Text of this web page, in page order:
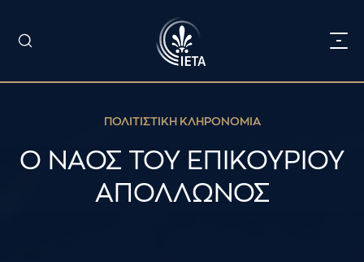
ΠΟΛΙΤΙΣΤΙΚΗ ΚΛΗΡΟΝΟΜΙΑ
Ο ΝΑΟΣ ΤΟΥ ΕΠΙΚΟΥΡΙΟΥ
ΑΠΟΛΛΩΝΟΣ